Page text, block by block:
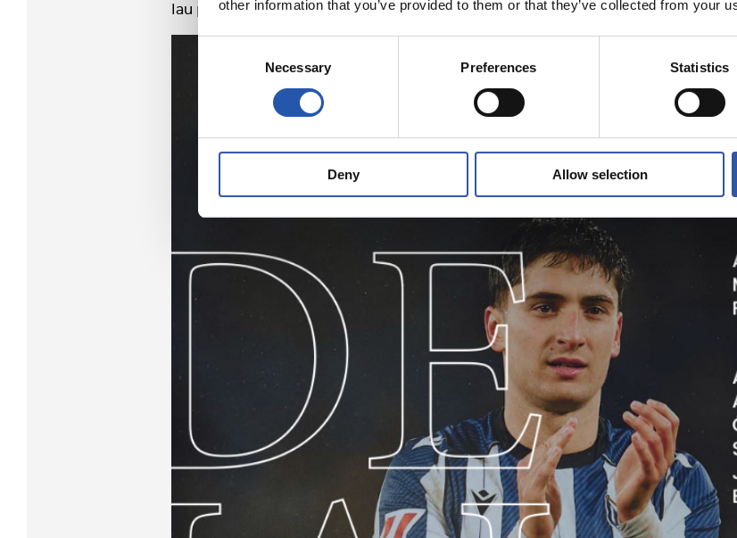
other information that you’ve provided to them or that they’ve collected from your
Necessary Preferences Statistics
Deny Allow selection
lau partida hauetan azeleragailua sakatu eta azken ahalegina egiteko adina